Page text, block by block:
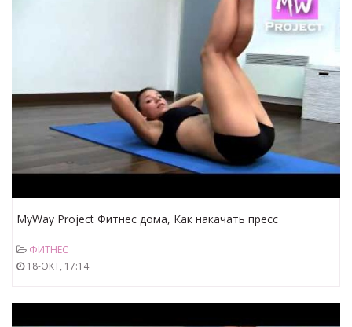
MyWay Project Фитнес дома, Как накачать пресс
ФИТНЕС
18-ОКТ, 17:14